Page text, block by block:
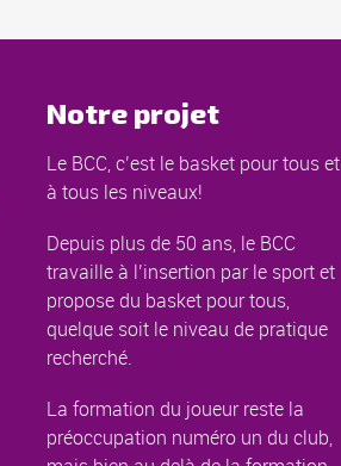
Notre projet
Le BCC, c’est le basket pour tous et
à tous les niveaux!
Depuis plus de 50 ans, le BCC
travaille à l’insertion par le sport et
propose du basket pour tous,
quelque soit le niveau de pratique
recherché.
La formation du joueur reste la
préoccupation numéro un du club,